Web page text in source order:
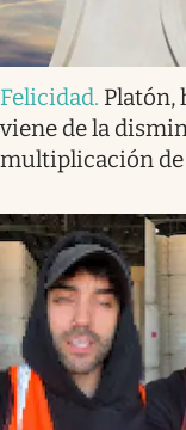
Felicidad. Platón,
viene de la
multiplicación de